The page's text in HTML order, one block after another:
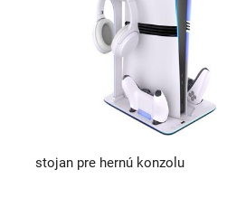
stojan pre hernú konzolu